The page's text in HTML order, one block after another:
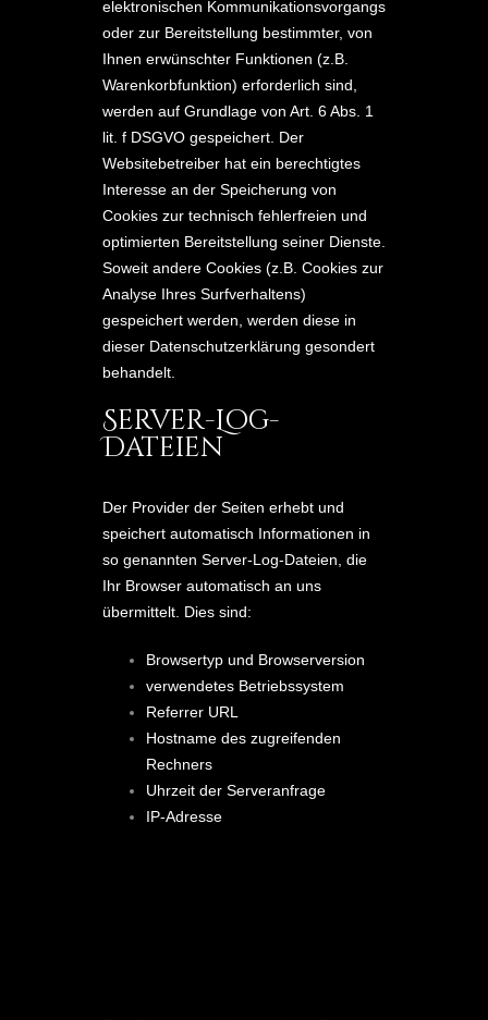
elektronischen Kommunikationsvorgangs
oder zur Bereitstellung bestimmter, von
Ihnen erwünschter Funktionen (z.B.
Warenkorbfunktion) erforderlich sind,
werden auf Grundlage von Art. 6 Abs. 1
lit. f DSGVO gespeichert. Der
Websitebetreiber hat ein berechtigtes
Interesse an der Speicherung von
Cookies zur technisch fehlerfreien und
optimierten Bereitstellung seiner Dienste.
Soweit andere Cookies (z.B. Cookies zur
Analyse Ihres Surfverhaltens)
gespeichert werden, werden diese in
dieser Datenschutzerklärung gesondert
behandelt.
Server-Log-
Dateien
Der Provider der Seiten erhebt und
speichert automatisch Informationen in
so genannten Server-Log-Dateien, die
Ihr Browser automatisch an uns
übermittelt. Dies sind:
Browsertyp und Browserversion
verwendetes Betriebssystem
Referrer URL
Hostname des zugreifenden
Rechners
Uhrzeit der Serveranfrage
IP-Adresse